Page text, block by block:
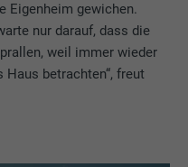
Eigenheim gewichen.
nur darauf, dass die
weil immer wieder
betrachten“, freut